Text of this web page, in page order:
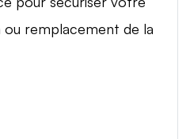
remplacement de la